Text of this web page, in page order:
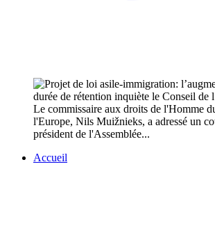
Le commissaire aux droits de l'Homme
l'Europe, Nils Muižnieks, a adressé un
président de l'Assemblée...
Accueil